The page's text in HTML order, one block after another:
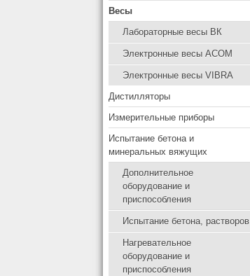
Весы
Лабораторные весы ВК
Электронные весы ACOM
Электронные весы VIBRA
Дистилляторы
Измерительные приборы
Испытание бетона и
минеральных вяжущих
Дополнительное
оборудование и
приспособления
Испытание бетона, растворов
Нагревательное
оборудование и
приспособления